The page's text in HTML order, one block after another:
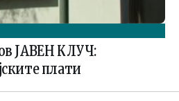
ЈАВЕН КЛУЧ:
плати